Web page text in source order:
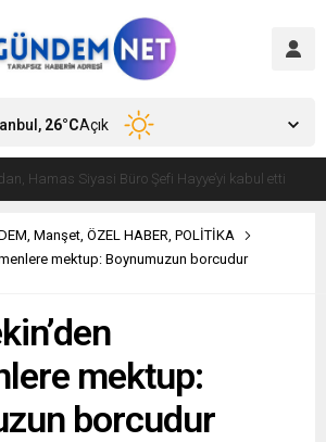
Hamas Siyasi Büro Şefi Hayye’yi kabul etti
26°CAçık
, Manşet, ÖZEL HABER, POLİTİKA
mektup: Boynumuzun borcudur
mektup:
borcudur